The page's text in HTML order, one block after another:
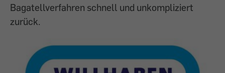
Bagatellverfahren schnell und unkompliziert
zurück.